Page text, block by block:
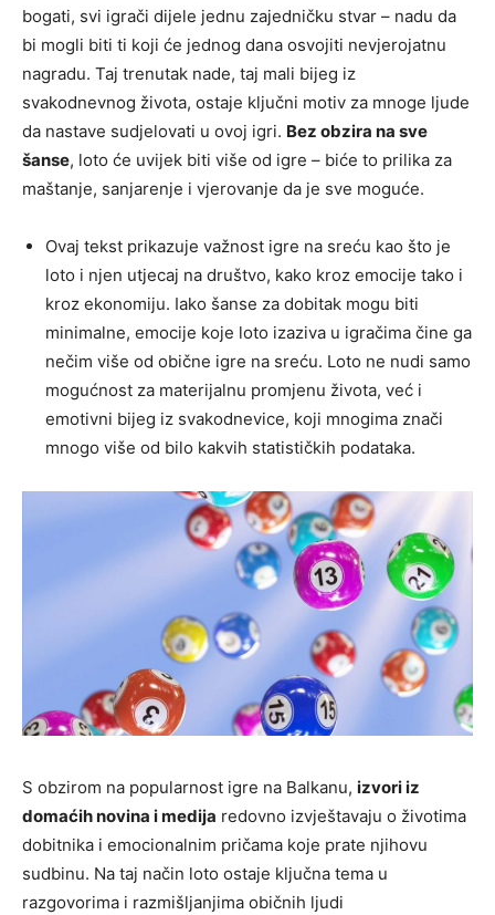
bogati, svi igrači dijele jednu zajedničku stvar – nadu da
bi mogli biti ti koji će jednog dana osvojiti nevjerojatnu
nagradu. Taj trenutak nade, taj mali bijeg iz
svakodnevnog života, ostaje ključni motiv za mnoge ljude
da nastave sudjelovati u ovoj igri. Bez obzira na sve
šanse, loto će uvijek biti više od igre – biće to prilika za
maštanje, sanjarenje i vjerovanje da je sve moguće.
Ovaj tekst prikazuje važnost igre na sreću kao što je
loto i njen utjecaj na društvo, kako kroz emocije tako i
kroz ekonomiju. Iako šanse za dobitak mogu biti
minimalne, emocije koje loto izaziva u igračima čine ga
nečim više od obične igre na sreću. Loto ne nudi samo
mogućnost za materijalnu promjenu života, već i
emotivni bijeg iz svakodnevice, koji mnogima znači
mnogo više od bilo kakvih statističkih podataka.
S obzirom na popularnost igre na Balkanu, izvori iz
domaćih novina i medija redovno izvještavaju o životima
dobitnika i emocionalnim pričama koje prate njihovu
sudbinu. Na taj način loto ostaje ključna tema u
razgovorima i razmišljanjima običnih ljudi